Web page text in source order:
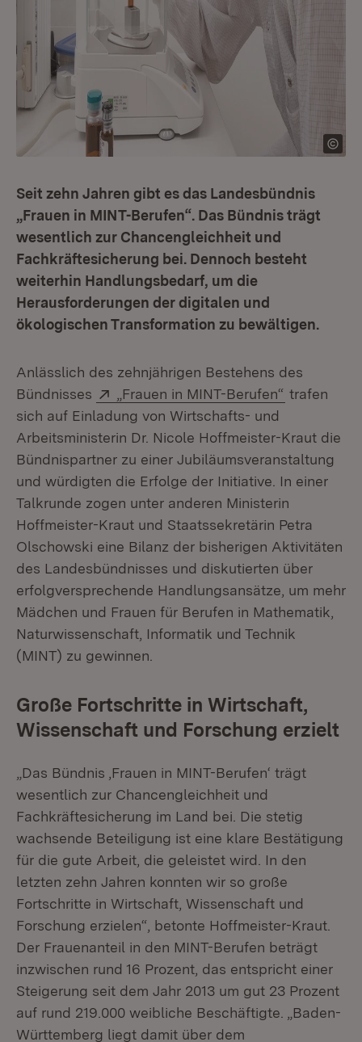
Seit zehn Jahren gibt es das Landesbündnis
„Frauen in MINT-Berufen“. Das Bündnis trägt
wesentlich zur Chancengleichheit und
Fachkräftesicherung bei. Dennoch besteht
weiterhin Handlungsbedarf, um die
Herausforderungen der digitalen und
ökologischen Transformation zu bewältigen.
Anlässlich des zehnjährigen Bestehens des
Bündnisses
Extern:
„Frauen in MINT-Berufen“ (Öffnet in
trafen
sich auf Einladung von Wirtschafts- und
Arbeitsministerin Dr. Nicole Hoffmeister-Kraut die
Bündnispartner zu einer Jubiläumsveranstaltung
und würdigten die Erfolge der Initiative. In einer
Talkrunde zogen unter anderen Ministerin
Hoffmeister-Kraut und Staatssekretärin Petra
Olschowski eine Bilanz der bisherigen Aktivitäten
des Landesbündnisses und diskutierten über
erfolgversprechende Handlungsansätze, um mehr
Mädchen und Frauen für Berufen in Mathematik,
Naturwissenschaft, Informatik und Technik
(MINT) zu gewinnen.
Große Fortschritte in Wirtschaft,
Wissenschaft und Forschung erzielt
„Das Bündnis ‚Frauen in MINT-Berufen‘ trägt
wesentlich zur Chancengleichheit und
Fachkräftesicherung im Land bei. Die stetig
wachsende Beteiligung ist eine klare Bestätigung
für die gute Arbeit, die geleistet wird. In den
letzten zehn Jahren konnten wir so große
Fortschritte in Wirtschaft, Wissenschaft und
Forschung erzielen“, betonte Hoffmeister-Kraut.
Der Frauenanteil in den MINT-Berufen beträgt
inzwischen rund 16 Prozent, das entspricht einer
Steigerung seit dem Jahr 2013 um gut 23 Prozent
auf rund 219.000 weibliche Beschäftigte. „Baden-
Württemberg liegt damit über dem